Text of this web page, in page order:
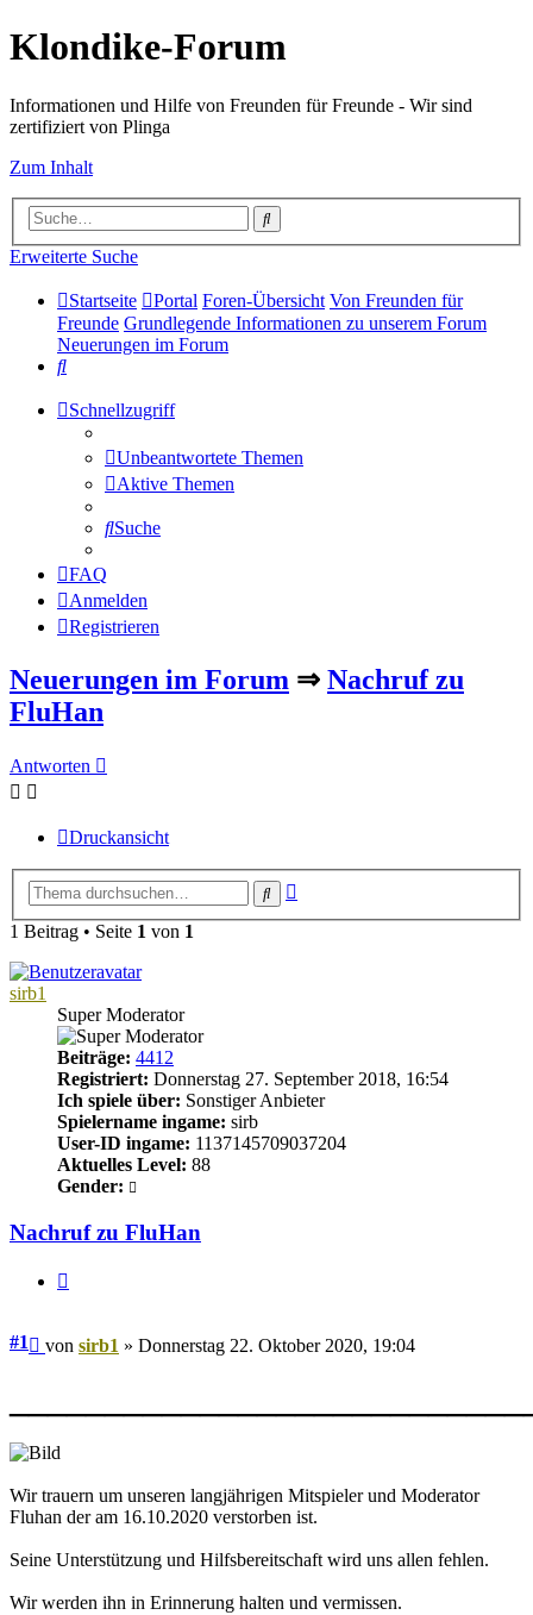
Klondike-Forum
Informationen und Hilfe von Freunden für Freunde - Wir sind
zertifiziert von Plinga
Zum Inhalt
Suche
Erweiterte Suche
Startseite Portal Foren-Übersicht Von Freunden für
Freunde Grundlegende Informationen zu unserem Forum
Neuerungen im Forum
Suche
Schnellzugriff
Unbeantwortete Themen
Aktive Themen
Suche
FAQ
Anmelden
Registrieren
Neuerungen im Forum ⇒ Nachruf zu
FluHan
Antworten
Druckansicht
Suche
1 Beitrag • Seite 1 von 1
sirb1
Super Moderator
Beiträge: 4412
Registriert: Donnerstag 27. September 2018, 16:54
Ich spiele über: Sonstiger Anbieter
Spielername ingame: sirb
User-ID ingame: 1137145709037204
Aktuelles Level: 88
Gender:
Nachruf zu FluHan
#1 Beitrag
von sirb1 » Donnerstag 22. Oktober 2020, 19:04
Wir trauern um unseren langjährigen Mitspieler und Moderator
Fluhan der am 16.10.2020 verstorben ist.
Seine Unterstützung und Hilfsbereitschaft wird uns allen fehlen.
Wir werden ihn in Erinnerung halten und vermissen.